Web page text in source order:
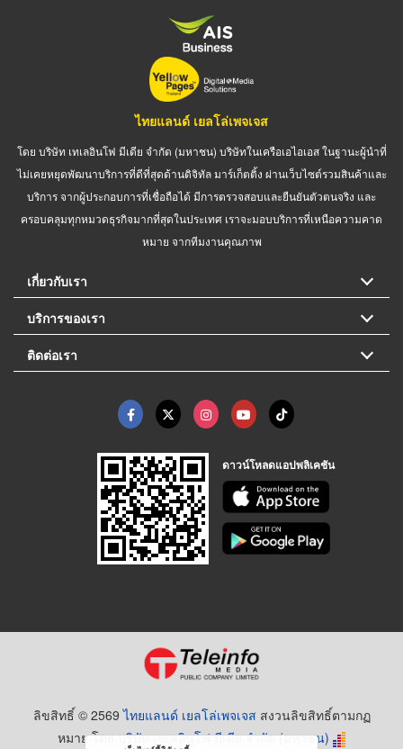
ไทยแลนด์ เยลโล่เพจเจส
โดย บริษัท เทเลอินโฟ มีเดีย จำกัด (มหาชน) บริษัทในเครือเอไอเอส ในฐานะผู้นำที่
ไม่เคยหยุดพัฒนาบริการที่ดีที่สุดด้านดิจิทัล มาร์เก็ตติ้ง ผ่านเว็บไซต์รวมสินค้าและ
บริการ จากผู้ประกอบการที่เชื่อถือได้ มีการตรวจสอบและยืนยันตัวตนจริง และ
ครอบคลุมทุกหมวดธุรกิจมากที่สุดในประเทศ เราจะมอบบริการที่เหนือความคาด
หมาย จากทีมงานคุณภาพ
เกี่ยวกับเรา
บริการของเรา
ติดต่อเรา
ดาวน์โหลดแอปพลิเคชัน
ลิขสิทธิ์ © 2569ไทยแลนด์ เยลโล่เพจเจส สงวนลิขสิทธิ์ตามกฏ
หมาย โดยบริษัท เทเลอินโฟ มีเดีย จำกัด (มหาชน)